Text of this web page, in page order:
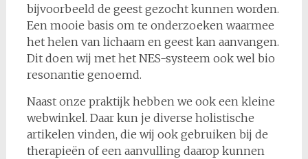
bijvoorbeeld de geest gezocht kunnen worden.
Een mooie basis om te onderzoeken waarmee
het helen van lichaam en geest kan aanvangen.
Dit doen wij met het NES-systeem ook wel bio
resonantie genoemd.
Naast onze praktijk hebben we ook een kleine
webwinkel. Daar kun je diverse holistische
artikelen vinden, die wij ook gebruiken bij de
therapieën of een aanvulling daarop kunnen